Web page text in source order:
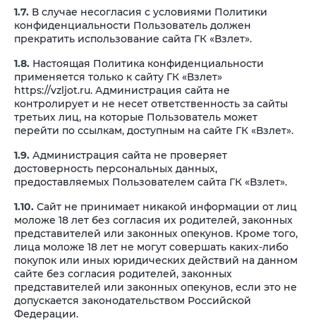
1.7. В случае несогласия с условиями Политики
конфиденциальности Пользователь должен
прекратить использование сайта ГК «Взлет».
1.8. Настоящая Политика конфиденциальности
применяется только к сайту ГК «Взлет»
https://vzljot.ru. Администрация сайта не
контролирует и не несет ответственность за сайты
третьих лиц, на которые Пользователь может
перейти по ссылкам, доступным на сайте ГК «Взлет».
1.9. Администрация сайта не проверяет
достоверность персональных данных,
предоставляемых Пользователем сайта ГК «Взлет».
1.10. Сайт не принимает никакой информации от лиц
моложе 18 лет без согласия их родителей, законных
представителей или законных опекунов. Кроме того,
лица моложе 18 лет не могут совершать каких-либо
покупок или иных юридических действий на данном
сайте без согласия родителей, законных
представителей или законных опекунов, если это не
допускается законодательством Российской
Федерации.